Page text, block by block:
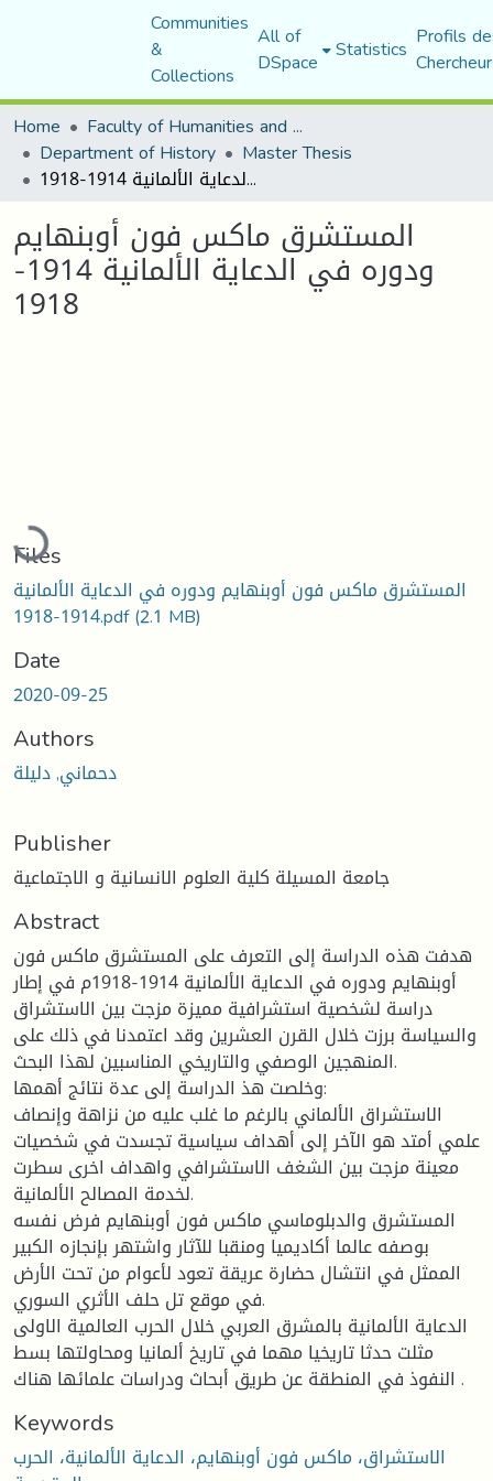
Communities
&
Collections
All of
DSpace Statistics Profils
Home
Faculty of Humanities and Social Sciences
Department of History Master Thesis
المستشرق ماكس فون أوبنهايم ودوره في الدعاية الألمانية 1914-1918
المستشرق ماكس فون أوبنهايم
ودوره في الدعاية الألمانية 1914-
1918
Loading...
Files
المستشرق ماكس فون أوبنهايم ودوره في الدعاية الألمانية
1914-1918.pdf(2.1 MB)
Date
2020-09-25
Authors
دحماني, دليلة
Publisher
جامعة المسيلة كلية العلوم الانسانية و الاجتماعية
Abstract
هدفت هذه الدراسة إلى التعرف على المستشرق ماكس فون
أوبنهايم ودوره في الدعاية الألمانية 1914-1918م في إطار
دراسة لشخصية استشرافية مميزة مزجت بين الاستشراق
والسياسة برزت خلال القرن العشرين وقد اعتمدنا في ذلك على
المنهجين الوصفي والتاريخي المناسبين لهذا البحث.
وخلصت هذ الدراسة إلى عدة نتائج أهمها:
الاستشراق الألماني بالرغم ما غلب عليه من نزاهة وإنصاف
علمي أمتد هو الآخر إلى أهداف سياسية تجسدت في شخصيات
معينة مزجت بين الشغف الاستشرافي واهداف اخرى سطرت
لخدمة المصالح الألمانية.
المستشرق والدبلوماسي ماكس فون أوبنهايم فرض نفسه
بوصفه عالما أكاديميا ومنقبا للآثار واشتهر بإنجازه الكبير
الممثل في انتشال حضارة عريقة تعود لأعوام من تحت الأرض
في موقع تل حلف الأثري السوري.
الدعاية الألمانية بالمشرق العربي خلال الحرب العالمية الاولى
مثلت حدثا تاريخيا مهما في تاريخ ألمانيا ومحاولتها بسط
النفوذ في المنطقة عن طريق أبحاث ودراسات علمائها هناك .
Keywords
الاستشراق، ماكس فون أوبنهايم، الدعاية الألمانية، الحرب